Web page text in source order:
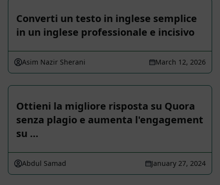
Converti un testo in inglese semplice
in un inglese professionale e incisivo
Asim Nazir Sherani March 12, 2026
Ottieni la migliore risposta su Quora
senza plagio e aumenta l'engagement
su …
Abdul Samad January 27, 2024